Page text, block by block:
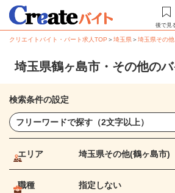
後で見
クリエイトバイト・パート求人TOP ＞埼玉県＞埼玉県その他
埼玉県鶴ヶ島市・その他の
検索条件の設定
エリア 埼玉県その他(鶴ヶ島市)
職種 指定しない